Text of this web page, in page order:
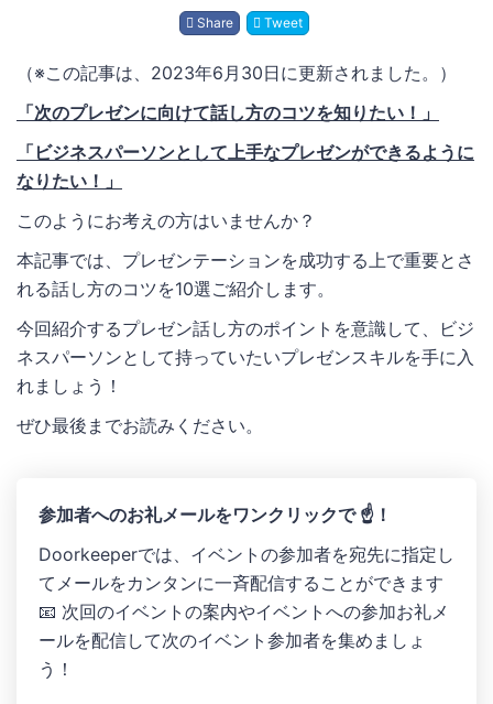
Share Tweet
（※この記事は、2023年6月30日に更新されました。）
「次のプレゼンに向けて話し方のコツを知りたい！」
「ビジネスパーソンとして上手なプレゼンができるように
なりたい！」
このようにお考えの方はいませんか？
本記事では、プレゼンテーションを成功する上で重要とさ
れる話し方のコツを10選ご紹介します。
今回紹介するプレゼン話し方のポイントを意識して、ビジ
ネスパーソンとして持っていたいプレゼンスキルを手に入
れましょう！
ぜひ最後までお読みください。
参加者へのお礼メールをワンクリックで ☝️！
Doorkeeperでは、イベントの参加者を宛先に指定し
てメールをカンタンに一斉配信することができます
📧 次回のイベントの案内やイベントへの参加お礼メ
ールを配信して次のイベント参加者を集めましょ
う！